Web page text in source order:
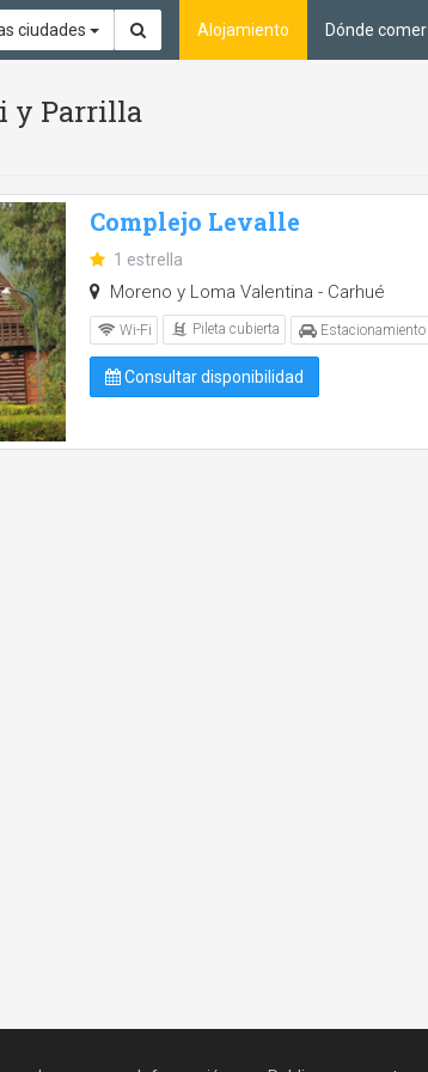
ciudades Alojamiento Dónde comer
y Parrilla
Complejo Levalle
1 estrella
Moreno y Loma Valentina - Carhué
Wi-Fi Pileta cubierta Estacionamiento
Consultar disponibilidad